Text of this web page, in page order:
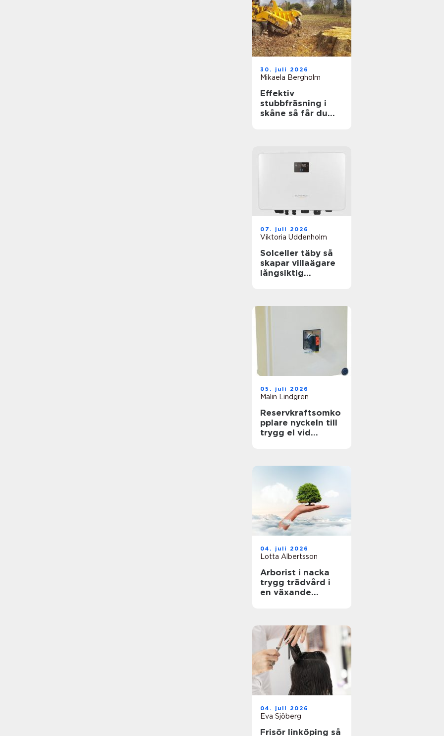
30. juli 2026
Mikaela Bergholm
Effektiv
stubbfräsning i
skåne så får du
07. juli 2026
Viktoria Uddenholm
Solceller täby så
skapar villaägare
långsiktig
05. juli 2026
Malin Lindgren
Reservkraftsomko
pplare nyckeln till
trygg el vid
04. juli 2026
Lotta Albertsson
Arborist i nacka
trygg trädvård i
en växande
04. juli 2026
Eva Sjöberg
Frisör linköping så